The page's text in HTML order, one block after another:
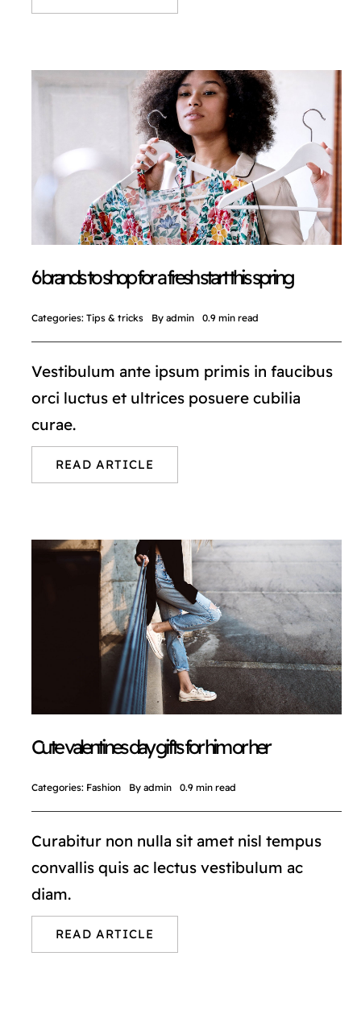
6 brands to shop for a fresh start this spring
Categories: Tips & tricks By admin 0.9 min read
Vestibulum ante ipsum primis in faucibus
orci luctus et ultrices posuere cubilia
curae.
READ ARTICLE
Cute valentines day gifts for him or her
Categories: Fashion By admin 0.9 min read
Curabitur non nulla sit amet nisl tempus
convallis quis ac lectus vestibulum ac
diam.
READ ARTICLE